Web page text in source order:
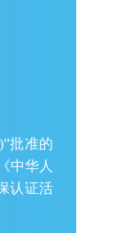
批准的
中华人
认证活